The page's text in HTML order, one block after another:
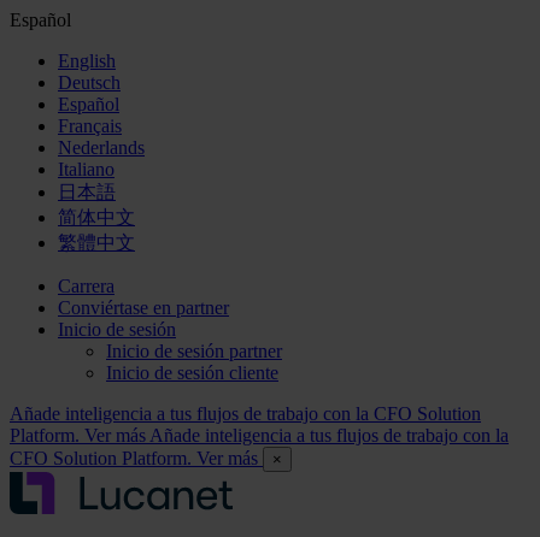
Español
English
Deutsch
Español
Français
Nederlands
Italiano
日本語
简体中文
繁體中文
Carrera
Conviértase en partner
Inicio de sesión
Inicio de sesión partner
Inicio de sesión cliente
Añade inteligencia a tus flujos de trabajo con la CFO Solution
Platform. Ver más Añade inteligencia a tus flujos de trabajo con la
CFO Solution Platform. Ver más
×